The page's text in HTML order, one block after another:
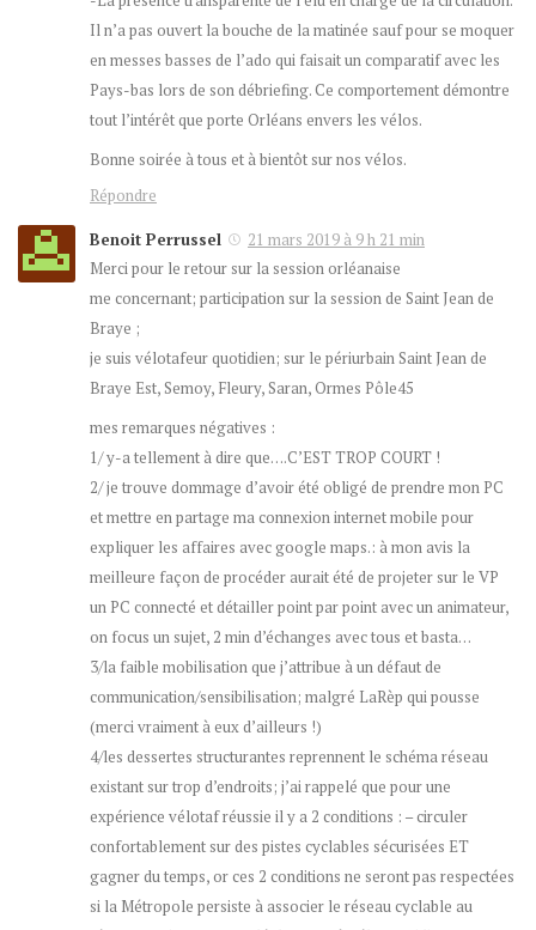
Il n’a pas ouvert la bouche de la matinée sauf pour se moquer
en messes basses de l’ado qui faisait un comparatif avec les
Pays-bas lors de son débriefing. Ce comportement démontre
tout l’intérêt que porte Orléans envers les vélos.
Bonne soirée à tous et à bientôt sur nos vélos.
Répondre
Benoit Perrussel
21 mars 2019 à 9 h 21 min
Merci pour le retour sur la session orléanaise
me concernant; participation sur la session de Saint Jean de
Braye ;
je suis vélotafeur quotidien; sur le périurbain Saint Jean de
Braye Est, Semoy, Fleury, Saran, Ormes Pôle45
mes remarques négatives :
1/ y-a tellement à dire que….C’EST TROP COURT !
2/ je trouve dommage d’avoir été obligé de prendre mon PC
et mettre en partage ma connexion internet mobile pour
expliquer les affaires avec google maps.: à mon avis la
meilleure façon de procéder aurait été de projeter sur le VP
un PC connecté et détailler point par point avec un animateur,
on focus un sujet, 2 min d’échanges avec tous et basta…
3/la faible mobilisation que j’attribue à un défaut de
communication/sensibilisation; malgré LaRèp qui pousse
(merci vraiment à eux d’ailleurs !)
4/les dessertes structurantes reprennent le schéma réseau
existant sur trop d’endroits; j’ai rappelé que pour une
expérience vélotaf réussie il y a 2 conditions : – circuler
confortablement sur des pistes cyclables sécurisées ET
gagner du temps, or ces 2 conditions ne seront pas respectées
si la Métropole persiste à associer le réseau cyclable au